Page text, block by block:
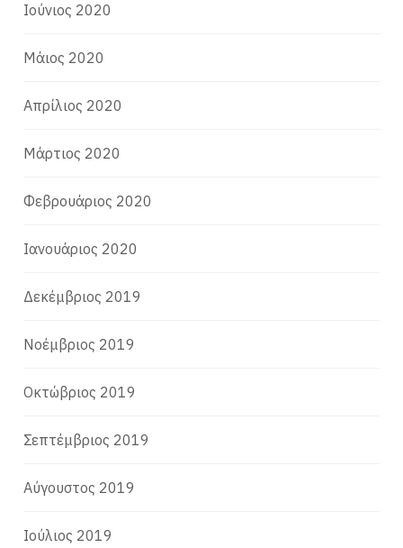
Ιούνιος 2020
Μάιος 2020
Απρίλιος 2020
Μάρτιος 2020
Φεβρουάριος 2020
Ιανουάριος 2020
Δεκέμβριος 2019
Νοέμβριος 2019
Οκτώβριος 2019
Σεπτέμβριος 2019
Αύγουστος 2019
Ιούλιος 2019